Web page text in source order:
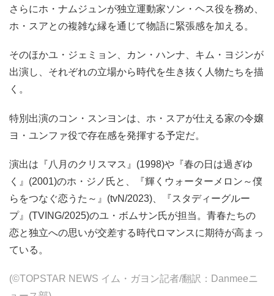
さらにホ・ナムジュンが独立運動家ソン・ヘス役を務め、
ホ・スアとの複雑な縁を通じて物語に緊張感を加える。
そのほかユ・ジェミョン、カン・ハンナ、キム・ヨジンが
出演し、それぞれの立場から時代を生き抜く人物たちを描
く。
特別出演のコン・スンヨンは、ホ・スアが仕える家の令嬢
ヨ・ユンファ役で存在感を発揮する予定だ。
演出は『八月のクリスマス』(1998)や『春の日は過ぎゆ
く』(2001)のホ・ジノ氏と、『輝くウォーターメロン～僕
らをつなぐ恋うた～』(tvN/2023)、『スタディーグルー
プ』(TVING/2025)のユ・ボムサン氏が担当。青春たちの
恋と独立への思いが交差する時代ロマンスに期待が高まっ
ている。
(©TOPSTAR NEWS イム・ガヨン記者/翻訳：Danmeeニ